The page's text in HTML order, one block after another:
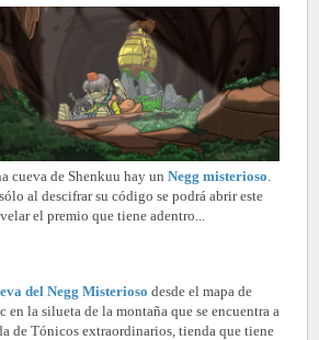
cueva de Shenkuu hay un Negg misterioso
al descifrar su código se podrá abrir este
el premio que tiene adentro...
del Negg Misterioso desde el mapa de
en la silueta de la montaña que se encuentra a
de Tónicos extraordinarios, tienda que tiene